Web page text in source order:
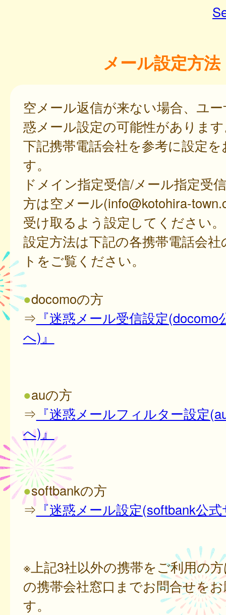
メール設定方法
空メール返信が来ない場合、ユ
惑メール設定の可能性がありま
下記携帯電話会社を参考に設定
す。
ドメイン指定受信/メール指定受
方は空メール(info@kotohira-
受け取るよう設定してください。
設定方法は下記の各携帯電話会
トをご覧ください。
●docomoの方
⇒ 『迷惑メール受信設定
へ)』
●auの方
⇒ 『迷惑メールフィルター設定
へ)』
●softbankの方
⇒『迷惑メール設定(softbank公
※上記3社以外の携帯をご利用の
の携帯会社窓口までお問合せを
す。